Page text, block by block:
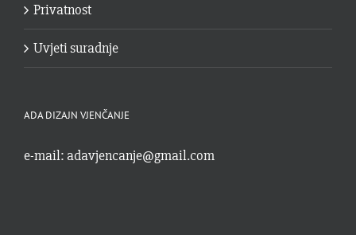
Privatnost
Uvjeti suradnje
ADA DIZAJN VJENČANJE
e-mail: adavjencanje@gmail.com